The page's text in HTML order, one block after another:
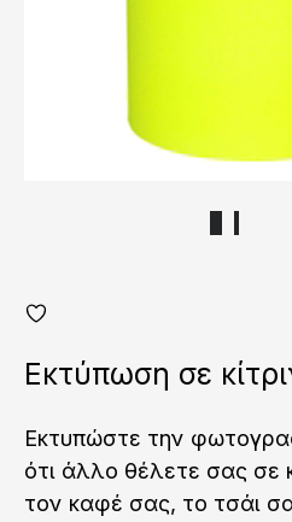
fav
Εκτύπωση σε
Εκτυπώστε την
ότι άλλο θέλετε σας σε
τον καφέ σας, το τσάι